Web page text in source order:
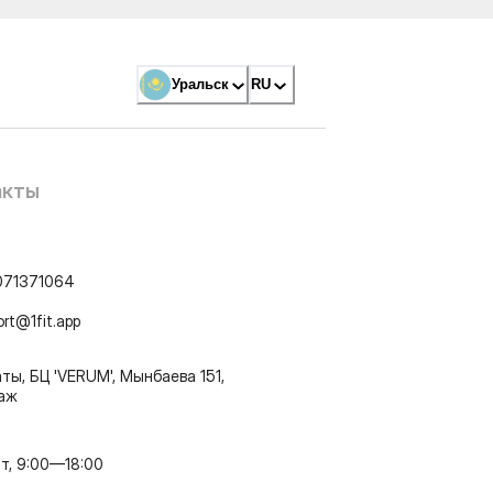
Уральск RU
БЦ 'VERUM', Мынбаева 151,
9:00—18:00